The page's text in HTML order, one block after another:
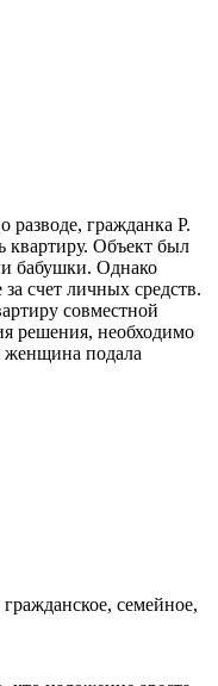
разводе, гражданка Р.
квартиру. Объект был
бабушки. Однако
счет личных средств.
совместной
решения, необходимо
женщина подала
семейное,